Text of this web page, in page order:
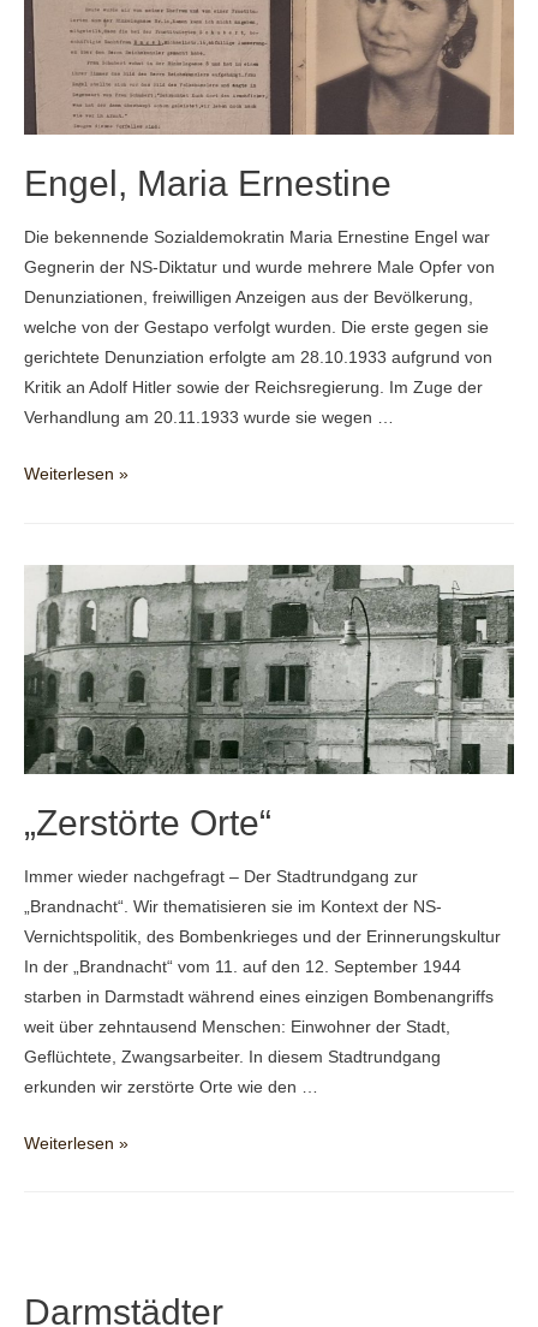
Engel, Maria Ernestine
Die bekennende Sozialdemokratin Maria Ernestine Engel war
Gegnerin der NS-Diktatur und wurde mehrere Male Opfer von
Denunziationen, freiwilligen Anzeigen aus der Bevölkerung,
welche von der Gestapo verfolgt wurden. Die erste gegen sie
gerichtete Denunziation erfolgte am 28.10.1933 aufgrund von
Kritik an Adolf Hitler sowie der Reichsregierung. Im Zuge der
Verhandlung am 20.11.1933 wurde sie wegen …
Engel,
Weiterlesen »
„Zerstörte Orte“
Immer wieder nachgefragt – Der Stadtrundgang zur
„Brandnacht“. Wir thematisieren sie im Kontext der NS-
Vernichtspolitik, des Bombenkrieges und der Erinnerungskultur
In der „Brandnacht“ vom 11. auf den 12. September 1944
starben in Darmstadt während eines einzigen Bombenangriffs
weit über zehntausend Menschen: Einwohner der Stadt,
Geflüchtete, Zwangsarbeiter. In diesem Stadtrundgang
erkunden wir zerstörte Orte wie den …
„Zerstörte
Weiterlesen »
Darmstädter